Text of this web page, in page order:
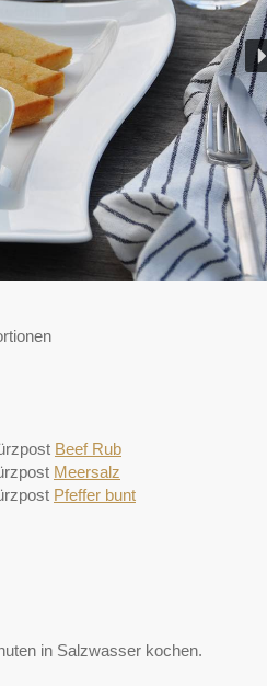
Beef Rub
Meersalz
Pfeffer bunt
in Salzwasser kochen.